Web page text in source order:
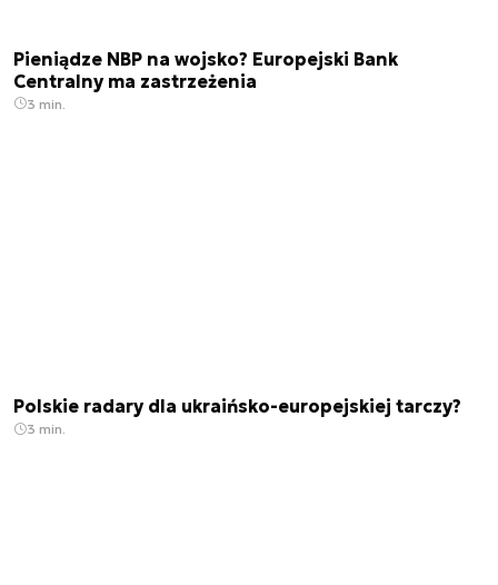
Pieniądze NBP na wojsko? Europejski Bank
Centralny ma zastrzeżenia
3 min.
Polskie radary dla ukraińsko-europejskiej tarczy?
3 min.